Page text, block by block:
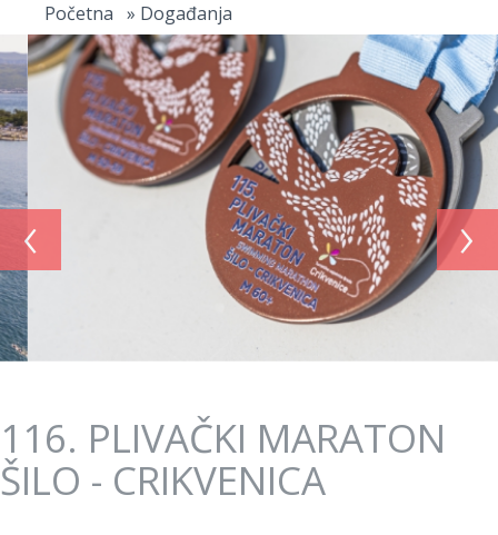
ovdje
Početna » Događanja
‹ ›
116. PLIVAČKI MARATON
ŠILO - CRIKVENICA